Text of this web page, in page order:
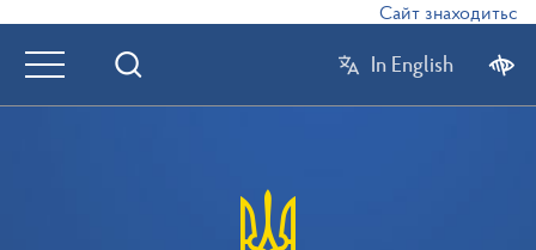
Сайт знаходиться
In English